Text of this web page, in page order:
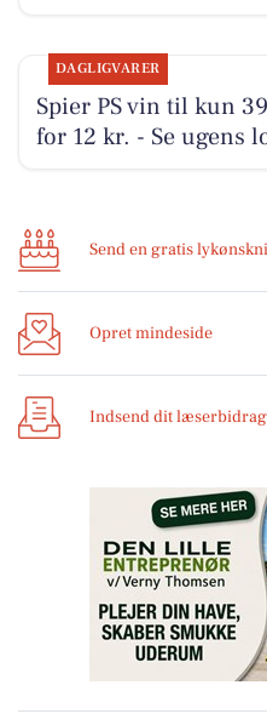
DAGLIGVARER
Spier PS vin til kun
for 12 kr. - Se ugens
Send en gratis
Opret mindeside
Indsend dit læserbidrag